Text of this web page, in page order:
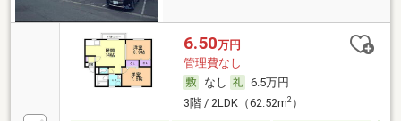
6.50万円
管理費なし
なし
6.5万円
3階 / 2LDK（62.52m2）